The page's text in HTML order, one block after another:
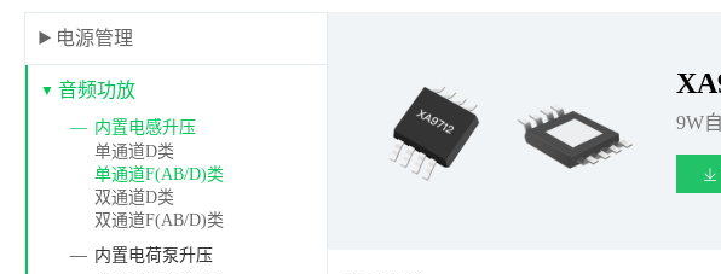
电源管理
音频功放
内置电感升压
单通道D类
单通道F(AB/D)类
双通道D类
双通道F(AB/D)类
内置电荷泵升压
9W